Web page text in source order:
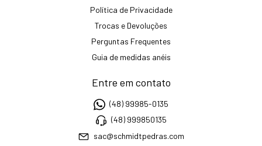
Política de Privacidade
Trocas e Devoluções
Perguntas Frequentes
Guia de medidas anéis
Entre em contato
(48) 99985-0135
(48) 999850135
sac@schmidtpedras.com